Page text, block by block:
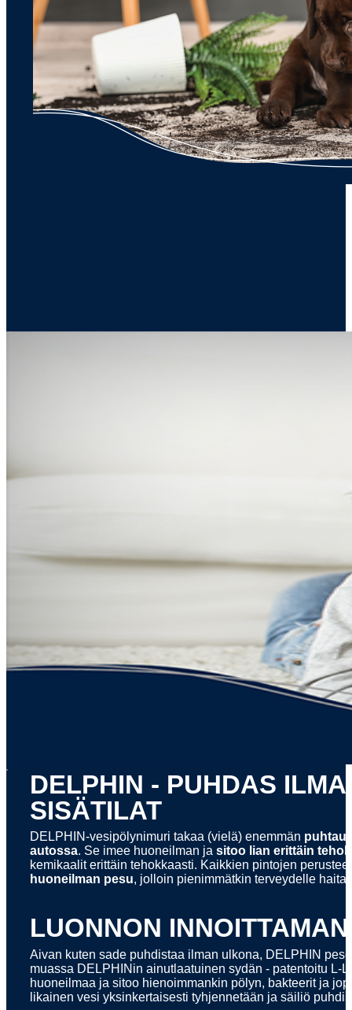
x
DELPHIN - PUHDAS
SISÄTILAT
DELPHIN-vesipölynimuri takaa (vielä) enemmän
autossa. Se imee huoneilman ja sitoo lian erittäin
kemikaalit erittäin tehokkaasti. Kaikkien pintojen
huoneilman pesu, jolloin pienimmätkin terveydelle
LUONNON
Aivan kuten sade puhdistaa ilman ulkona, DELPHIN
muassa DELPHINin ainutlaatuinen sydän - patentoitu L-
huoneilmaa ja sitoo hienoimmankin pölyn, bakteerit ja
likainen vesi yksinkertaisesti tyhjennetään ja säiliö